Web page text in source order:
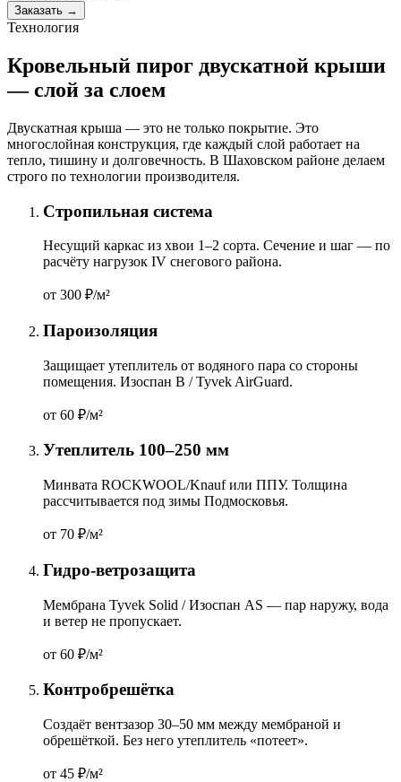
Заказать →
Технология
Кровельный пирог двускатной крыши
— слой за слоем
Двускатная крыша — это не только покрытие. Это
многослойная конструкция, где каждый слой работает на
тепло, тишину и долговечность. В Шаховском районе делаем
строго по технологии производителя.
Стропильная система
Несущий каркас из хвои 1–2 сорта. Сечение и шаг — по
расчёту нагрузок IV снегового района.
от 300 ₽/м²
Пароизоляция
Защищает утеплитель от водяного пара со стороны
помещения. Изоспан B / Tyvek AirGuard.
от 60 ₽/м²
Утеплитель 100–250 мм
Минвата ROCKWOOL/Knauf или ППУ. Толщина
рассчитывается под зимы Подмосковья.
от 70 ₽/м²
Гидро-ветрозащита
Мембрана Tyvek Solid / Изоспан AS — пар наружу, вода
и ветер не пропускает.
от 60 ₽/м²
Контробрешётка
Создаёт вентзазор 30–50 мм между мембраной и
обрешёткой. Без него утеплитель «потеет».
от 45 ₽/м²